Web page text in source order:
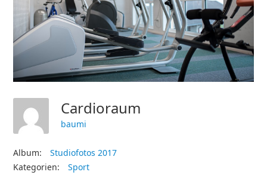
Cardioraum
baumi
Album:
Studiofotos 2017
Kategorien:
Sport